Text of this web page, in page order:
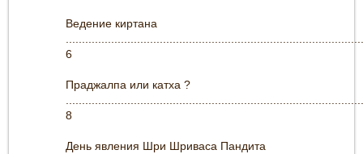
Ведение киртана
6
Праджалпа или катха ?
8
День явления Шри Шриваса Пандита